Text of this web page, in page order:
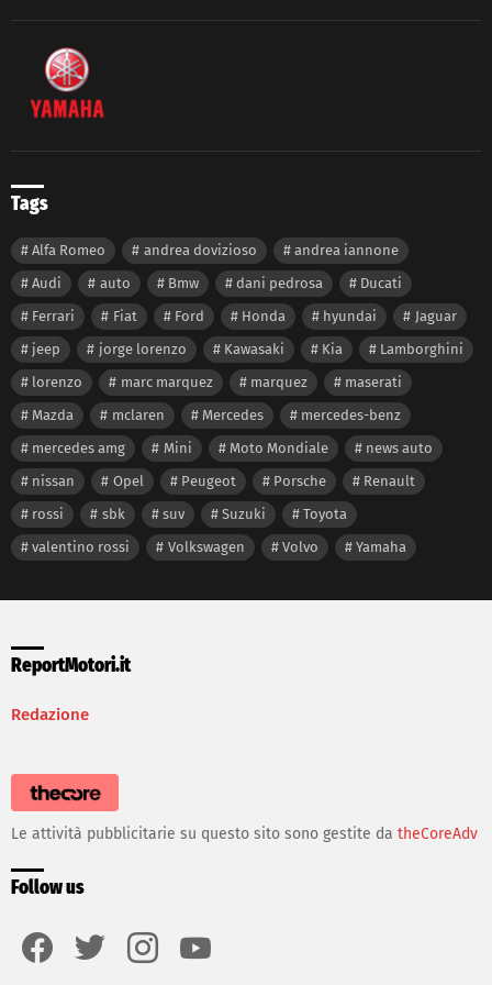
Tags
Alfa Romeo andrea dovizioso
andrea iannone
Audi
auto Bmw dani pedrosa
Ducati
Ferrari
Fiat Ford Honda hyundai
Jaguar
jeep
jorge lorenzo Kawasaki Kia
Lamborghini
lorenzo
marc marquez marquez
maserati
Mazda
mclaren Mercedes
mercedes-benz
mercedes amg
Mini Moto Mondiale
news auto
nissan
Opel Peugeot Porsche
Renault
rossi
sbk suv Suzuki
Toyota
valentino rossi
Volkswagen Volvo Yamaha
ReportMotori.it
Redazione
Le attività pubblicitarie su questo sito sono gestite da theCoreAdv
Follow us